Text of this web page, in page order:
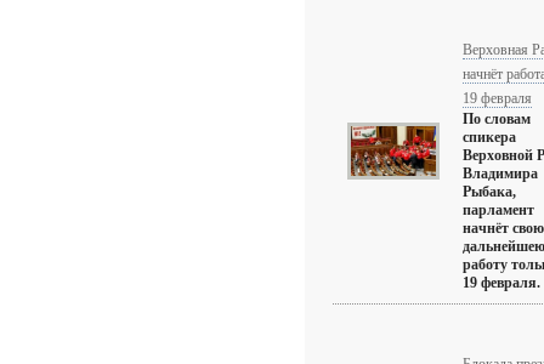
Верховная
начнёт
19 февраля
По словам
спикера
Верховной
Владимира
Рыбака,
парламент
начнёт свою
дальнейшею
работу
19 февраля.